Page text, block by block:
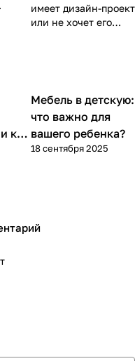
имеет дизайн-проект
или не хочет его
как
Обустройство дома
Мебель в детскую:
что важно для
вашего ребенка?
18 сентября 2025